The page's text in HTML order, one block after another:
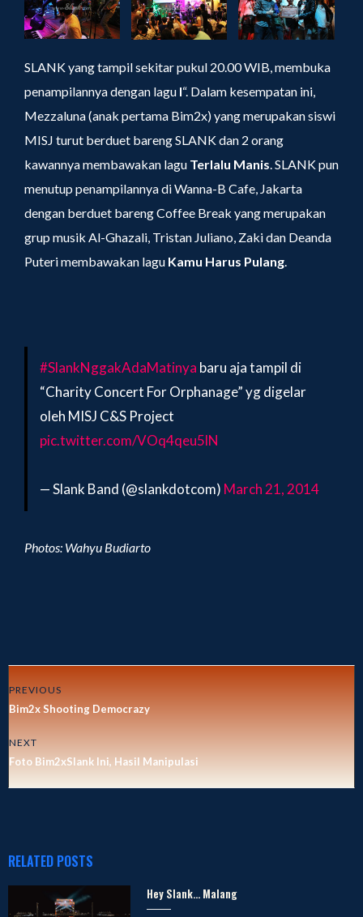
SLANK yang tampil sekitar pukul 20.00 WIB, membuka
penampilannya dengan lagu I“. Dalam kesempatan ini,
Mezzaluna (anak pertama Bim2x) yang merupakan siswi
MISJ turut berduet bareng SLANK dan 2 orang
kawannya membawakan lagu Terlalu Manis . SLANK pun
menutup penampilannya di Wanna-B Cafe, Jakarta
dengan berduet bareng Coffee Break yang merupakan
grup musik Al-Ghazali, Tristan Juliano, Zaki dan Deanda
Puteri membawakan lagu Kamu Harus Pulang
#SlankNggakAdaMatinya baru aja tampil di
“Charity Concert For Orphanage” yg digelar
oleh MISJ C&S Project
pic.twitter.com/VOq4qeu5lN
— Slank Band (@slankdotcom) March 21, 2014
Photos: Wahyu Budiarto
PREVIOUS
Bim2x Shooting Democrazy
NEXT
Foto Bim2xSlank Ini, Hasil Manipulasi
RELATED POSTS
Hey Slank… Malang